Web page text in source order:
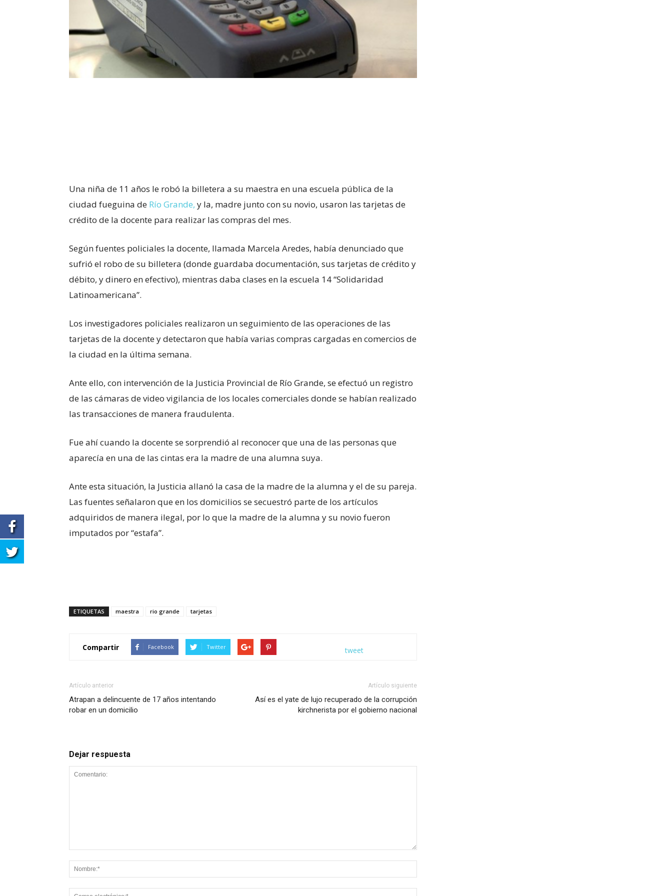
Una niña de 11 años le robó la billetera a su maestra en una escuela pública de la
ciudad fueguina de Río Grande, y la, madre junto con su novio, usaron las tarjetas de
crédito de la docente para realizar las compras del mes.
Según fuentes policiales la docente, llamada Marcela Aredes, había denunciado que
sufrió el robo de su billetera (donde guardaba documentación, sus tarjetas de crédito y
débito, y dinero en efectivo), mientras daba clases en la escuela 14 “Solidaridad
Latinoamericana”.
Los investigadores policiales realizaron un seguimiento de las operaciones de las
tarjetas de la docente y detectaron que había varias compras cargadas en comercios de
la ciudad en la última semana.
Ante ello, con intervención de la Justicia Provincial de Río Grande, se efectuó un registro
de las cámaras de video vigilancia de los locales comerciales donde se habían realizado
las transacciones de manera fraudulenta.
Fue ahí cuando la docente se sorprendió al reconocer que una de las personas que
aparecía en una de las cintas era la madre de una alumna suya.
Ante esta situación, la Justicia allanó la casa de la madre de la alumna y el de su pareja.
Las fuentes señalaron que en los domicilios se secuestró parte de los artículos
adquiridos de manera ilegal, por lo que la madre de la alumna y su novio fueron
imputados por “estafa”.
ETIQUETAS maestra rio grande tarjetas
Compartir Facebook Twitter tweet
Artículo anterior
Atrapan a delincuente de 17 años intentando
robar en un domicilio
Artículo siguiente
Así es el yate de lujo recuperado de la corrupción
kirchnerista por el gobierno nacional
Dejar respuesta